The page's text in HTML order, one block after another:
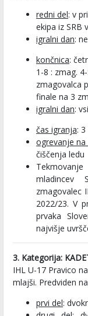
redni del: v
ekipa iz SRB
igralni dan:
končnica:
1-8 : zmag.
zmagovalca
finale na 3
igralni dan:
čas igranja:
ogrevanje na
čiščenja ledu
mladincev
zmagovalec
2022/23. V
prvaka
najvišje
3. Kategorija:
IHL U-17 Pravico
mlajši. Predviden
prvi del: